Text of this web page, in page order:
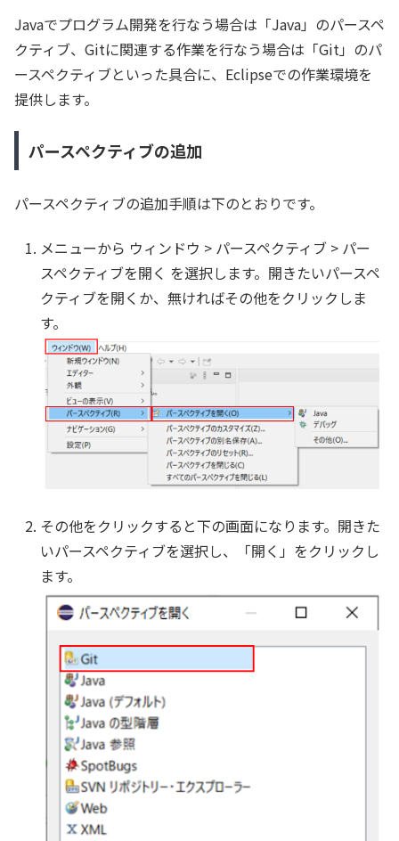
Javaでプログラム開発を行なう場合は「Java」のパースペ
クティブ、Gitに関連する作業を行なう場合は「Git」のパ
ースペクティブといった具合に、Eclipseでの作業環境を
提供します。
パースペクティブの追加
パースペクティブの追加手順は下のとおりです。
メニューから ウィンドウ > パースペクティブ > パー
スペクティブを開く を選択します。開きたいパースペ
クティブを開くか、無ければその他をクリックしま
す。
その他をクリックすると下の画面になります。開きた
いパースペクティブを選択し、「開く」をクリックし
ます。